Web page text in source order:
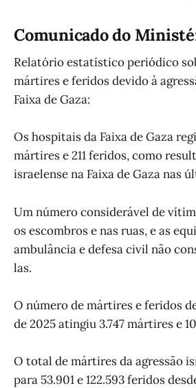
Comunicado do
Relatório estatístico periódico
mártires e feridos devido à
Faixa de Gaza:
Os hospitais da Faixa de Gaza
mártires e 211 feridos, como
israelense na Faixa de Gaza nas
Um número considerável de
os escombros e nas ruas, e as
ambulância e defesa civil não
las.
O número de mártires e feridos
de 2025 atingiu 3.747 mártires e
O total de mártires da agressão
para 53.901 e 122.593 feridos